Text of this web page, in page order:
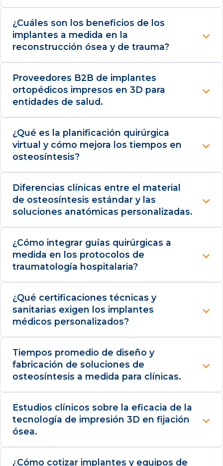
¿Cuáles son los beneficios de los
implantes a medida en la
reconstrucción ósea y de trauma?
Proveedores B2B de implantes
ortopédicos impresos en 3D para
entidades de salud.
¿Qué es la planificación quirúrgica
virtual y cómo mejora los tiempos en
osteosíntesis?
Diferencias clínicas entre el material
de osteosíntesis estándar y las
soluciones anatómicas personalizadas.
¿Cómo integrar guías quirúrgicas a
medida en los protocolos de
traumatología hospitalaria?
¿Qué certificaciones técnicas y
sanitarias exigen los implantes
médicos personalizados?
Tiempos promedio de diseño y
fabricación de soluciones de
osteosíntesis a medida para clínicas.
Estudios clínicos sobre la eficacia de la
tecnología de impresión 3D en fijación
ósea.
¿Cómo cotizar implantes y equipos de